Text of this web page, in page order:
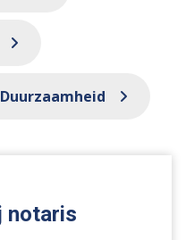
Duurzaamheid
notaris